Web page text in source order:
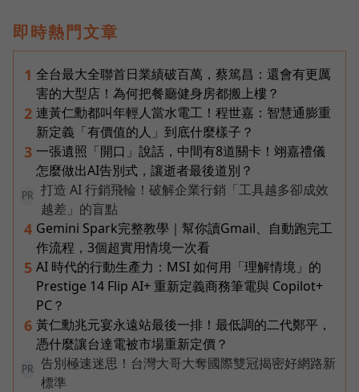
即時熱門文章
1 全台最大全聯首日業績破百萬，蔡篤昌：還會有更厲
害的大型店！為何把餐廳健身房都搬上樓？
2 連黃仁勳都叫年輕人當水電工！程世嘉：智慧通膨重
新定義「有價值的人」到底什麼樣子？
3 一張遺照「開口」說話，中間有8道關卡！翊嘉禮儀
怎麼做出AI告別式，讓逝者最後道別？
PR
打造 AI 行銷飛輪！破解企業行銷「工具越多卻成效
越差」的盲點
4 Gemini Spark完整教學｜幫你讀Gmail、自動跑完工
作流程，3個超實用情境一次看
5 AI 時代的行動生產力：MSI 如何用「理解情境」的
Prestige 14 Flip AI+ 重新定義商務筆電與 Copilot+
PC？
6 黃仁勳兆元宴永遠站最後一排！最低調的二代鄭平，
憑什麼讓台達電被市場重新定價？
PR
告別極速迷思！台灣大哥大奪國際雙冠揭密好網路新
標準